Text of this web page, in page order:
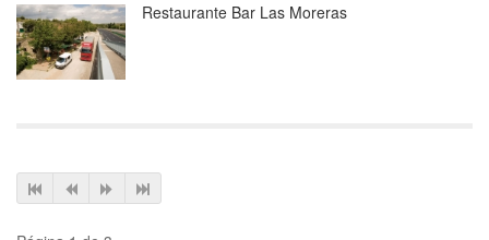
Restaurante Bar Las Moreras